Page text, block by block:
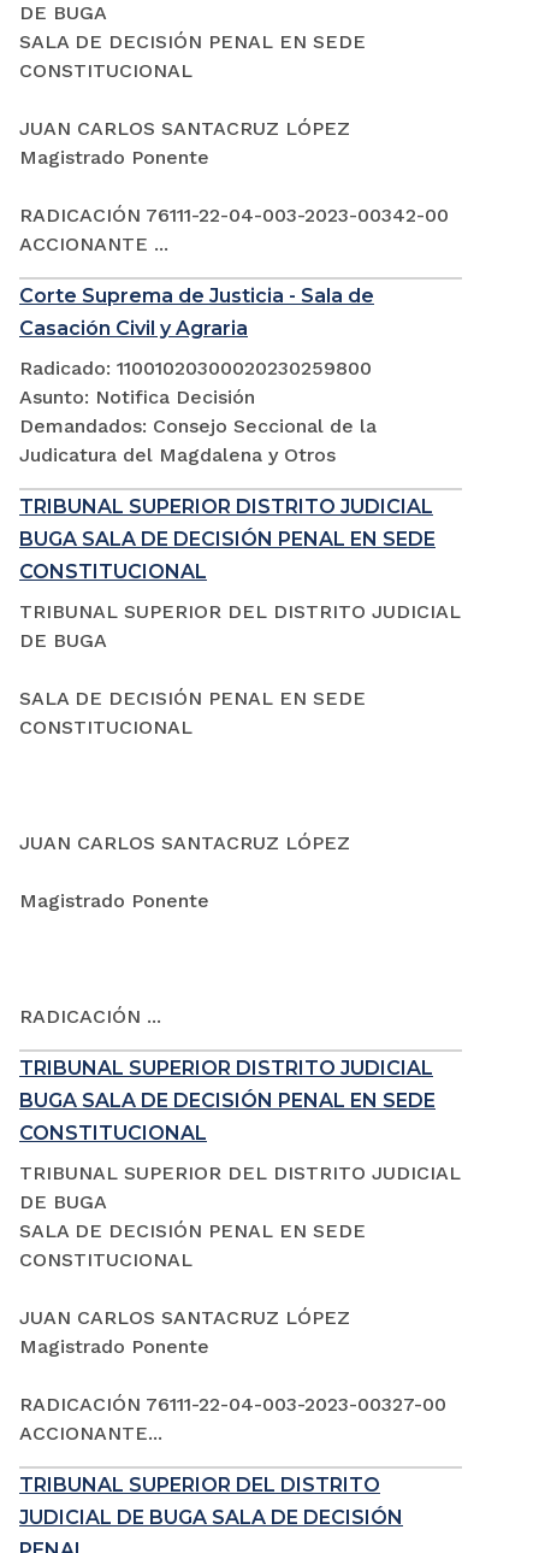
DE BUGA
SALA DE DECISIÓN PENAL EN SEDE
CONSTITUCIONAL
JUAN CARLOS SANTACRUZ LÓPEZ
Magistrado Ponente
RADICACIÓN 76111-22-04-003-2023-00342-00
ACCIONANTE ...
Corte Suprema de Justicia - Sala de
Casación Civil y Agraria
Radicado: 11001020300020230259800
Asunto: Notifica Decisión
Demandados: Consejo Seccional de la
Judicatura del Magdalena y Otros
TRIBUNAL SUPERIOR DISTRITO JUDICIAL
BUGA SALA DE DECISIÓN PENAL EN SEDE
CONSTITUCIONAL
TRIBUNAL SUPERIOR DEL DISTRITO JUDICIAL
DE BUGA
SALA DE DECISIÓN PENAL EN SEDE
CONSTITUCIONAL
JUAN CARLOS SANTACRUZ LÓPEZ
Magistrado Ponente
RADICACIÓN ...
TRIBUNAL SUPERIOR DISTRITO JUDICIAL
BUGA SALA DE DECISIÓN PENAL EN SEDE
CONSTITUCIONAL
TRIBUNAL SUPERIOR DEL DISTRITO JUDICIAL
DE BUGA
SALA DE DECISIÓN PENAL EN SEDE
CONSTITUCIONAL
JUAN CARLOS SANTACRUZ LÓPEZ
Magistrado Ponente
RADICACIÓN 76111-22-04-003-2023-00327-00
ACCIONANTE...
TRIBUNAL SUPERIOR DEL DISTRITO
JUDICIAL DE BUGA SALA DE DECISIÓN